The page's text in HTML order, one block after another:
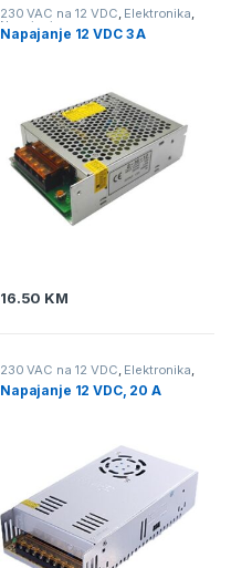
230 VAC na 12 VDC, Elektronika,
Napajanje
Napajanje 12 VDC 3 A
16.50 KM
230 VAC na 12 VDC, Elektronika,
Napajanje
Napajanje 12 VDC, 20 A